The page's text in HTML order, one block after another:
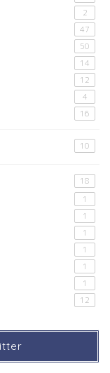
2
47
50
14
12
4
16
10
18
1
1
1
1
1
1
12